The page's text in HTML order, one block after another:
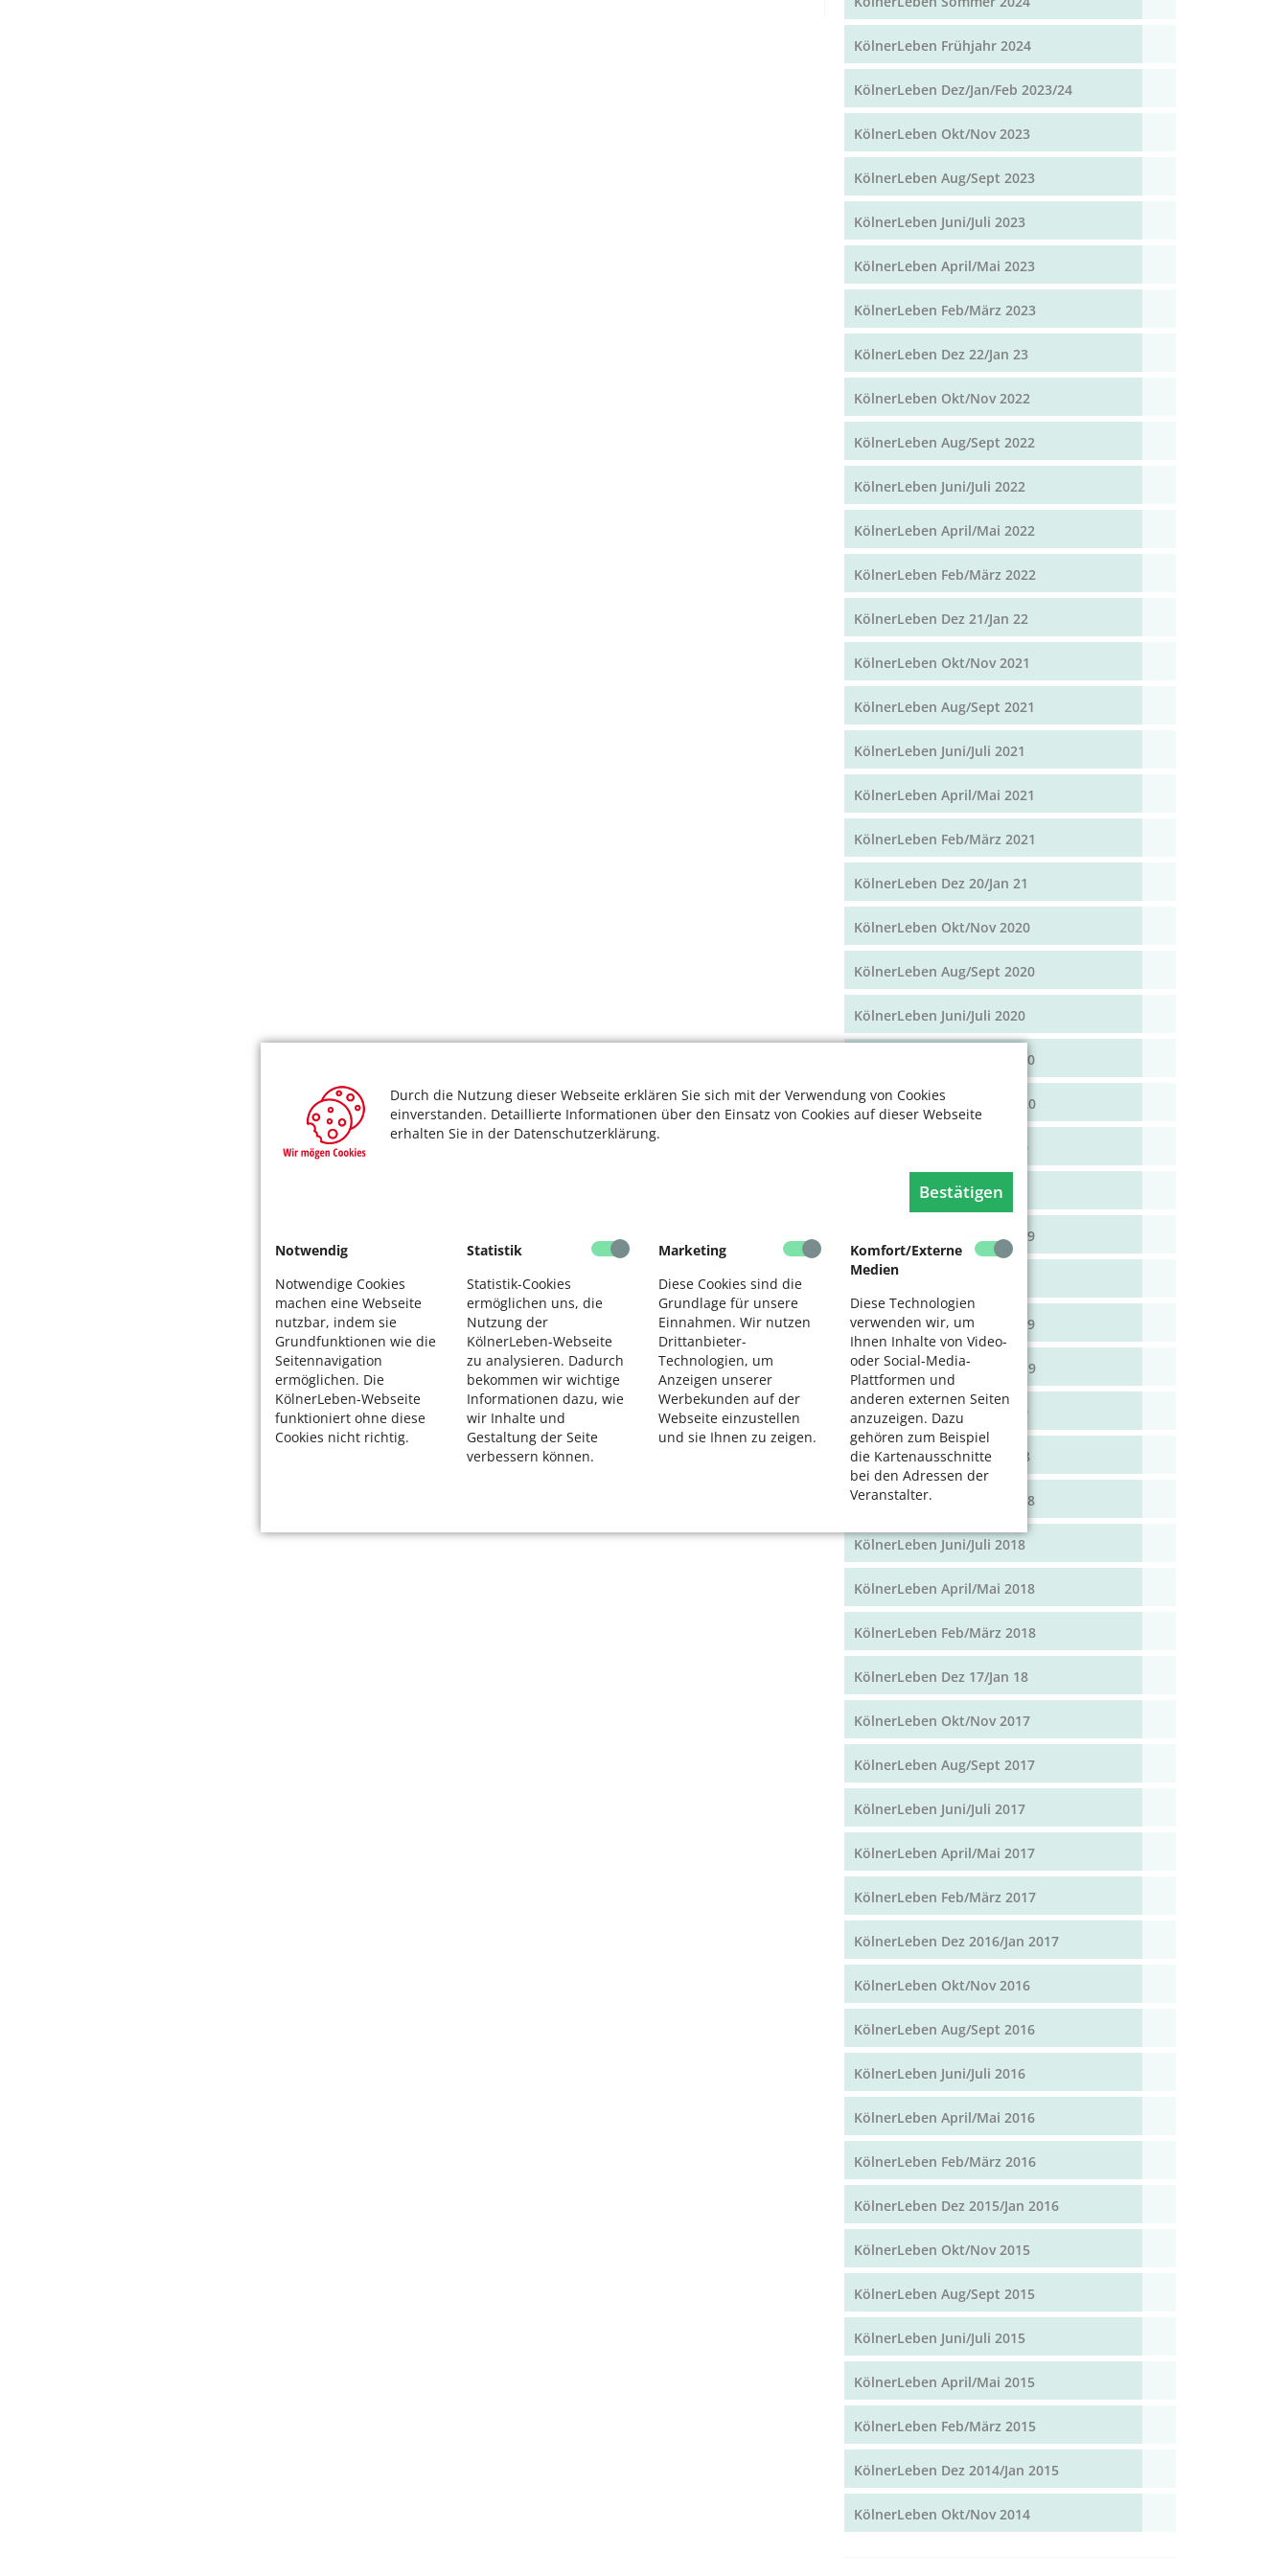
Durch die Nutzung dieser Webseite erklären Sie sich mit der Verwendung von Cookies
einverstanden. Detaillierte Informationen über den Einsatz von Cookies auf dieser Webseite
erhalten Sie in der Datenschutzerklärung.
Bestätigen
Notwendig
Notwendige Cookies
machen eine Webseite
nutzbar, indem sie
Grundfunktionen wie die
Seitennavigation
ermöglichen. Die
KölnerLeben-Webseite
funktioniert ohne diese
Cookies nicht richtig.
Statistik
Statistik-Cookies
ermöglichen uns, die
Nutzung der
KölnerLeben-Webseite
zu analysieren. Dadurch
bekommen wir wichtige
Informationen dazu, wie
wir Inhalte und
Gestaltung der Seite
verbessern können.
Marketing
Diese Cookies sind die
Grundlage für unsere
Einnahmen. Wir nutzen
Drittanbieter-
Technologien, um
Anzeigen unserer
Werbekunden auf der
Webseite einzustellen
und sie Ihnen zu zeigen.
Komfort/Externe
Medien
Diese Technologien
verwenden wir, um
Ihnen Inhalte von Video-
oder Social-Media-
Plattformen und
anderen externen Seiten
anzuzeigen. Dazu
gehören zum Beispiel
die Kartenausschnitte
bei den Adressen der
Veranstalter.
KölnerLeben Frühjahr 2024
KölnerLeben Dez/Jan/Feb 2023/24
KölnerLeben Okt/Nov 2023
KölnerLeben Aug/Sept 2023
KölnerLeben Juni/Juli 2023
KölnerLeben April/Mai 2023
KölnerLeben Feb/März 2023
KölnerLeben Dez 22/Jan 23
KölnerLeben Okt/Nov 2022
KölnerLeben Aug/Sept 2022
KölnerLeben Juni/Juli 2022
KölnerLeben April/Mai 2022
KölnerLeben Feb/März 2022
KölnerLeben Dez 21/Jan 22
KölnerLeben Okt/Nov 2021
KölnerLeben Aug/Sept 2021
KölnerLeben Juni/Juli 2021
KölnerLeben April/Mai 2021
KölnerLeben Feb/März 2021
KölnerLeben Dez 20/Jan 21
KölnerLeben Okt/Nov 2020
KölnerLeben Aug/Sept 2020
KölnerLeben Juni/Juli 2020
KölnerLeben April/Mai 2020
KölnerLeben Feb/März 2020
KölnerLeben Dez 19/Jan 20
KölnerLeben Okt/Nov 19
KölnerLeben Aug/Sept 2019
KölnerLeben Juni/Juli 2019
KölnerLeben April/Mai 2019
KölnerLeben Feb/März 2019
KölnerLeben Dez 18/Jan 19
KölnerLeben Okt/Nov 2018
KölnerLeben Aug/Sept 2018
KölnerLeben Juni/Juli 2018
KölnerLeben April/Mai 2018
KölnerLeben Feb/März 2018
KölnerLeben Dez 17/Jan 18
KölnerLeben Okt/Nov 2017
KölnerLeben Aug/Sept 2017
KölnerLeben Juni/Juli 2017
KölnerLeben April/Mai 2017
KölnerLeben Feb/März 2017
KölnerLeben Dez 2016/Jan 2017
KölnerLeben Okt/Nov 2016
KölnerLeben Aug/Sept 2016
KölnerLeben Juni/Juli 2016
KölnerLeben April/Mai 2016
KölnerLeben Feb/März 2016
KölnerLeben Dez 2015/Jan 2016
KölnerLeben Okt/Nov 2015
KölnerLeben Aug/Sept 2015
KölnerLeben Juni/Juli 2015
KölnerLeben April/Mai 2015
KölnerLeben Feb/März 2015
KölnerLeben Dez 2014/Jan 2015
KölnerLeben Okt/Nov 2014